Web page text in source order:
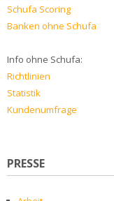
Schufa Scoring
Banken ohne Schufa
Info ohne Schufa:
Richtlinien
Statistik
Kundenumfrage
PRESSE